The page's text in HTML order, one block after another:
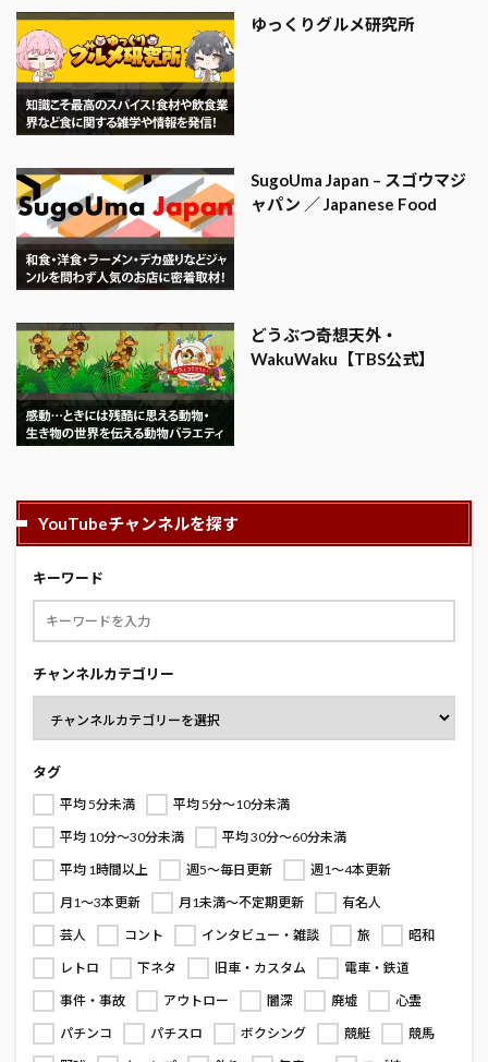
ゆっくりグルメ研究所
SugoUma Japan – スゴウマジ
ャパン ／ Japanese Food
どうぶつ奇想天外・
WakuWaku【TBS公式】
YouTubeチャンネルを探す
キーワード
チャンネルカテゴリー
タグ
平均 5分未満
平均 5分～10分未満
平均 10分～30分未満
平均 30分～60分未満
平均 1時間以上
週5～毎日更新
週1～4本更新
月1～3本更新
月1未満～不定期更新
有名人
芸人
コント インタビュー・雑談 旅
昭和
レトロ
下ネタ 旧車・カスタム
電車・鉄道
事件・事故
アウトロー 闇深 廃墟
心霊
パチンコ
パチスロ ボクシング 競艇
競馬